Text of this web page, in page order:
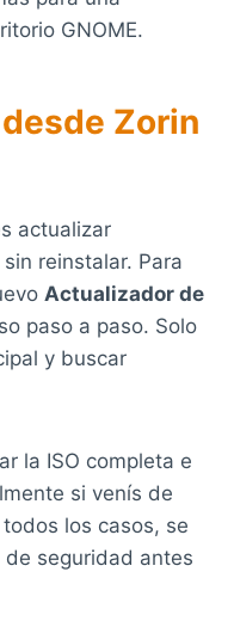
GNOME.
Zorin
actualizar
reinstalar. Para
Actualizador de
paso a paso. Solo
y buscar
la ISO completa e
si venís de
los casos, se
seguridad antes